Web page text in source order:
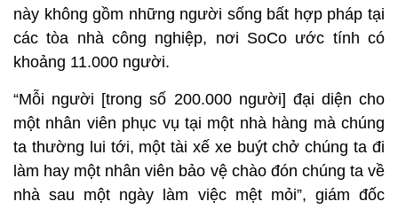
này không gồm những người sống bất hợp pháp tại
các tòa nhà công nghiệp, nơi SoCo ước tính có
khoảng 11.000 người.
“Mỗi người [trong số 200.000 người] đại diện cho
một nhân viên phục vụ tại một nhà hàng mà chúng
ta thường lui tới, một tài xế xe buýt chở chúng ta đi
làm hay một nhân viên bảo vệ chào đón chúng ta về
nhà sau một ngày làm việc mệt mỏi”, giám đốc